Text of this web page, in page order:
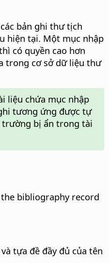
bản ghi thư tịch
hiện tại. Một mục nhập
có quyền cao hơn
trong cơ sở dữ liệu thư
liệu chứa mục nhập
tương ứng được tự
bị ẩn trong tài
bibliography record
tựa đề đầy đủ của tên